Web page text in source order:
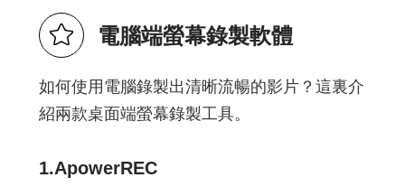
電腦端螢幕錄製軟體
如何使用電腦錄製出清晰流暢的影片？這裏介
紹兩款桌面端螢幕錄製工具。
1.ApowerREC